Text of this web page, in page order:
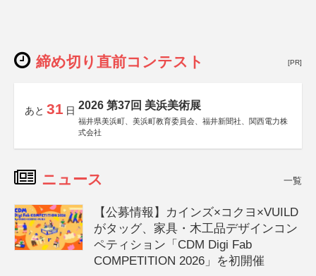
締め切り直前コンテスト [PR]
あと 31 日 2026 第37回 美浜美術展
福井県美浜町、美浜町教育委員会、福井新聞社、関西電力株
式会社
ニュース 一覧
【公募情報】カインズ×コクヨ×VUILD
がタッグ、家具・木工品デザインコン
ペティション「CDM Digi Fab
COMPETITION 2026」を初開催